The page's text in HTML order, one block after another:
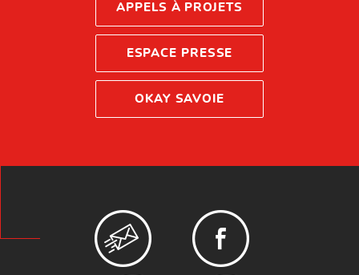
APPELS À PROJETS
ESPACE PRESSE
OKAY SAVOIE